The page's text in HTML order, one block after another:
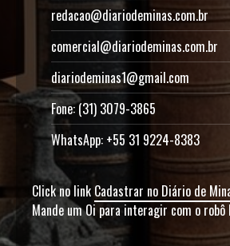
redacao@diariodeminas.com.br
comercial@diariodeminas.com.br
diariodeminas1@gmail.com
Fone: (31) 3079-3865
WhatsApp: +55 31 9224-8383
Click no link Cadastrar no Diário de
Mande um Oi para interagir com o robô